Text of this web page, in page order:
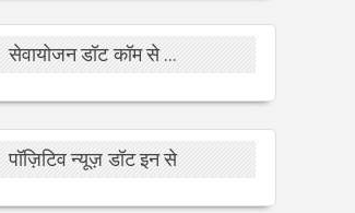
सेवायोजन डॉट कॉम से ...
पॉज़िटिव न्यूज़ डॉट इन से